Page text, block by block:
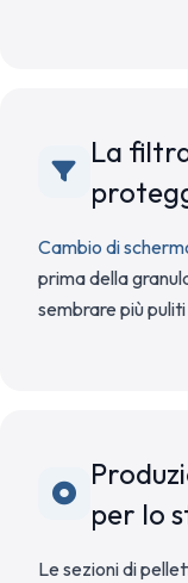
La
Cambio di
prima della
sembrare più
per lo
Le sezioni di